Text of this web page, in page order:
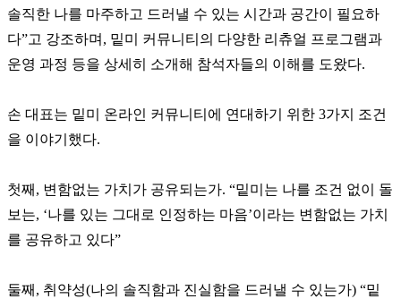
솔직한 나를 마주하고 드러낼 수 있는 시간과 공간이 필요하
다”고 강조하며, 밑미 커뮤니티의 다양한 리츄얼 프로그램과
운영 과정 등을 상세히 소개해 참석자들의 이해를 도왔다.
손 대표는 밑미 온라인 커뮤니티에 연대하기 위한 3가지 조건
을 이야기했다.
첫째, 변함없는 가치가 공유되는가. “밑미는 나를 조건 없이 돌
보는, ‘나를 있는 그대로 인정하는 마음’이라는 변함없는 가치
를 공유하고 있다”
둘째, 취약성(나의 솔직함과 진실함을 드러낼 수 있는가) “밑